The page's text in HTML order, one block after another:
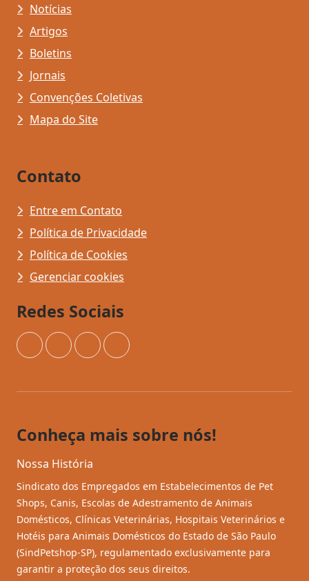
Notícias
Artigos
Boletins
Jornais
Convenções Coletivas
Mapa do Site
Contato
Entre em Contato
Política de Privacidade
Política de Cookies
Gerenciar cookies
Redes Sociais
InstagramFacebookYouTubeTikTok
Conheça mais sobre nós!
Nossa História
Sindicato dos Empregados em Estabelecimentos de Pet
Shops, Canis, Escolas de Adestramento de Animais
Domésticos, Clínicas Veterinárias, Hospitais Veterinários e
Hotéis para Animais Domésticos do Estado de São Paulo
(SindPetshop-SP), regulamentado exclusivamente para
garantir a proteção dos seus direitos.